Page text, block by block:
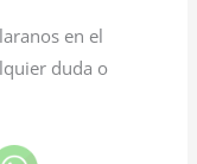
en el
duda o